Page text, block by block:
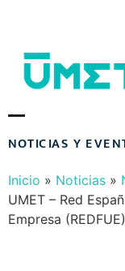
NOTIC
IA
S
Y
E
V
E
N
T
O
S
Inicio » Noticias »
UMET – Red
Empresa (REDFUE)